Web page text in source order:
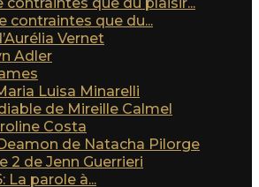
contraintes que du...
Vernet
Adler
Luisa Minarelli
de Mireille Calmel
Costa
de Natacha Pilorge
2 de Jenn Guerrieri
La parole à...